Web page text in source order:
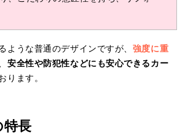
ような普通のデザインですが、 強度に重
安全性や防犯性などにも安心できるカー
ります。
特長